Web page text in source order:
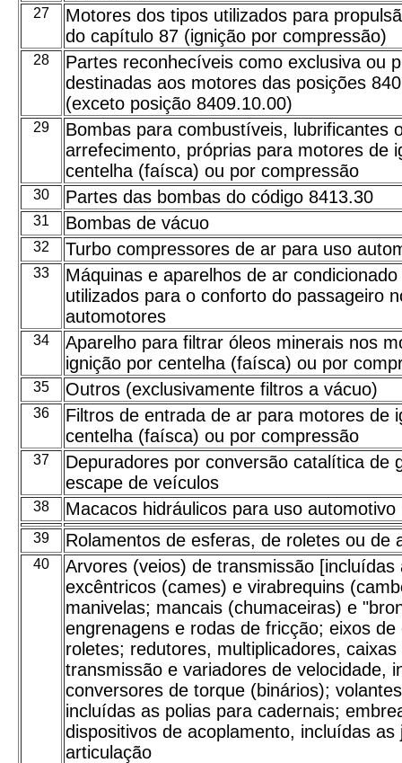
27
Motores dos tipos utilizados para
do capítulo 87 (ignição por compressão)
28
Partes reconhecíveis como exclusiva ou
destinadas aos motores das posições
(exceto posição 8409.10.00)
29
Bombas para combustíveis, lubrificantes
arrefecimento, próprias para motores de
centelha (faísca) ou por compressão
30 Partes das bombas do código 8413.30
31 Bombas de vácuo
32 Turbo compressores de ar para uso
33
Máquinas e aparelhos de ar
utilizados para o conforto do passageiro
automotores
34
Aparelho para filtrar óleos minerais nos
ignição por centelha (faísca) ou por
35 Outros (exclusivamente filtros a vácuo)
36
Filtros de entrada de ar para motores de
centelha (faísca) ou por compressão
37
Depuradores por conversão catalítica de
escape de veículos
38 Macacos hidráulicos para uso automotivo
39 Rolamentos de esferas, de roletes ou de
40
Arvores (veios) de transmissão [incluídas
excêntricos (cames) e virabrequins
manivelas; mancais (chumaceiras) e
engrenagens e rodas de fricção; eixos
roletes; redutores, multiplicadores, caixas
transmissão e variadores de velocidade,
conversores de torque (binários);
incluídas as polias para cadernais;
dispositivos de acoplamento, incluídas as
articulação